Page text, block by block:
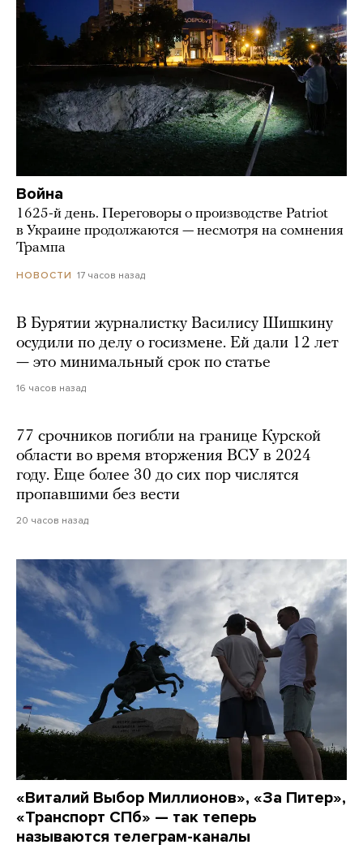
Война
1625-й день. Переговоры о производстве Patriot
в Украине продолжаются — несмотря на сомнения
Трампа
НОВОСТИ 17 часов назад
В Бурятии журналистку Василису Шишкину
осудили по делу о госизмене. Ей дали 12 лет
— это минимальный срок по статье
16 часов назад
77 срочников погибли на границе Курской
области во время вторжения ВСУ в 2024
году. Еще более 30 до сих пор числятся
пропавшими без вести
20 часов назад
«Виталий Выбор Миллионов», «За Питер»,
«Транспорт СПб» — так теперь
называются телеграм-каналы